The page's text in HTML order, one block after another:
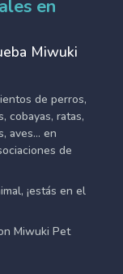
en
Miwuki
de perros,
cobayas, ratas,
aves... en
de
¡estás en el
Miwuki Pet